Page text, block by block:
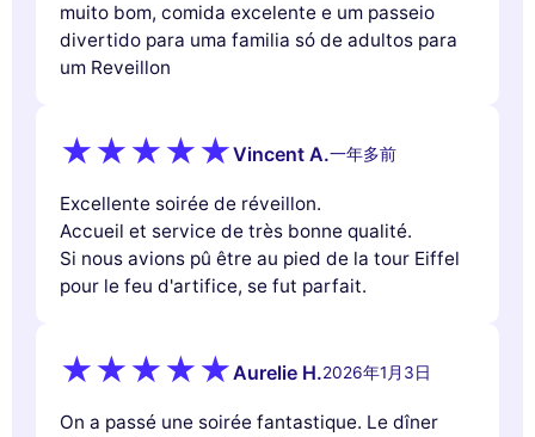
muito bom, comida excelente e um passeio
divertido para uma familia só de adultos para
um Reveillon
Vincent A.一年多前
Excellente soirée de réveillon.
Accueil et service de très bonne qualité.
Si nous avions pû être au pied de la tour Eiffel
pour le feu d'artifice, se fut parfait.
Aurelie H.2026年1月3日
On a passé une soirée fantastique. Le dîner